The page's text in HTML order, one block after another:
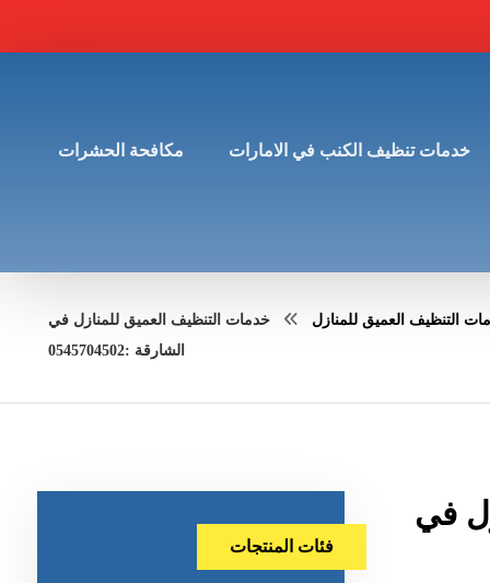
خدمات تنظيف الكنب في الامارات مكافحة الحشرات
التنظيف العميق للمنازل
خدمات التنظيف العميق للمنازل في
الشارقة :0545704502
في
فئات المنتجات